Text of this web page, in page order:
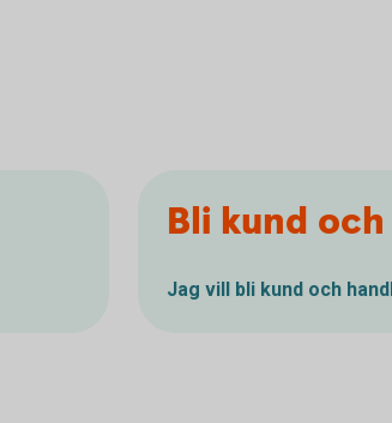
Bli kund
Jag vill bli kund och